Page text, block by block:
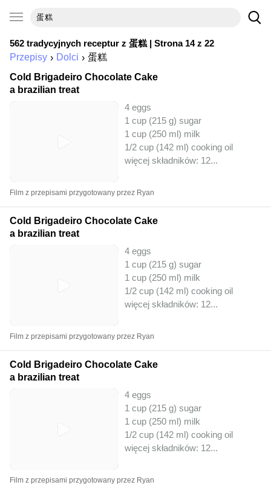
562 tradycyjnych receptur z 蛋糕 | Strona 14 z 22
Przepisy Dolci
蛋糕
Cold Brigadeiro Chocolate Cake
a brazilian treat
4 eggs
1 cup (215 g) sugar
1 cup (250 ml) milk
1/2 cup (142 ml) cooking oil
więcej składników: 12...
Film z przepisami przygotowany przez Ryan
Cold Brigadeiro Chocolate Cake
a brazilian treat
4 eggs
1 cup (215 g) sugar
1 cup (250 ml) milk
1/2 cup (142 ml) cooking oil
więcej składników: 12...
Film z przepisami przygotowany przez Ryan
Cold Brigadeiro Chocolate Cake
a brazilian treat
4 eggs
1 cup (215 g) sugar
1 cup (250 ml) milk
1/2 cup (142 ml) cooking oil
więcej składników: 12...
Film z przepisami przygotowany przez Ryan